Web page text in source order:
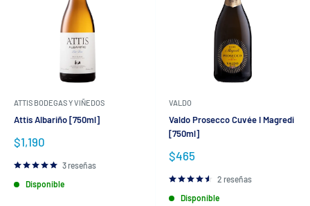
ATTIS BODEGAS Y VIÑEDOS
Attis Albariño [750ml]
Precio
venta
$1,190
3 reseñas
Disponible
VALDO
Valdo Prosecco Cuvée I Magredi
[750ml]
Precio
venta
$465
2 reseñas
Disponible